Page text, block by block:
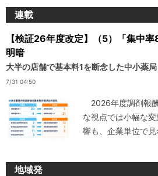
連載
【検証26年度改定】（5）「集中
明暗
大半の店舗で基本料1を断念した中小薬局
7/31 04:50
2026年度調剤報
な視点では小幅な
響も、企業単位で
地域発